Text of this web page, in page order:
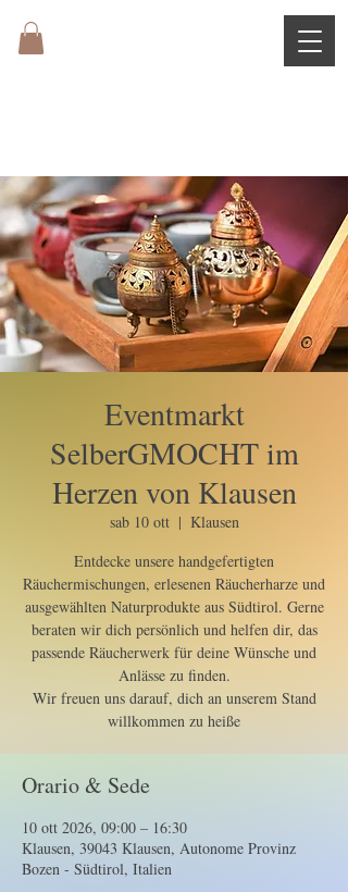
Eventmarkt
SelberGMOCHT im
Herzen von Klausen
sab 10 ott
  |
Klausen
Entdecke unsere handgefertigten
Räuchermischungen, erlesenen Räucherharze und
ausgewählten Naturprodukte aus Südtirol. Gerne
beraten wir dich persönlich und helfen dir, das
passende Räucherwerk für deine Wünsche und
Anlässe zu finden.
Wir freuen uns darauf, dich an unserem Stand
willkommen zu heiße
Orario & Sede
10 ott 2026, 09:00 – 16:30
Klausen, 39043 Klausen, Autonome Provinz
Bozen - Südtirol, Italien